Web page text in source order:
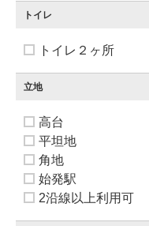
トイレ
トイレ２ヶ所
立地
高台
平坦地
角地
始発駅
2沿線以上利用可